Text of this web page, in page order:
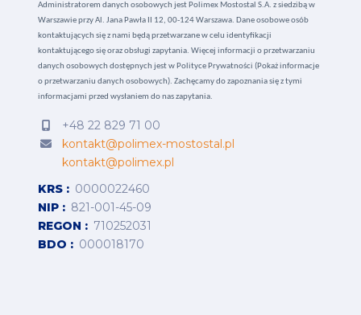
Administratorem danych osobowych jest Polimex Mostostal S.A. z siedzibą w
Warszawie przy Al. Jana Pawła II 12, 00-124 Warszawa. Dane osobowe osób
kontaktujących się z nami będą przetwarzane w celu identyfikacji
kontaktującego się oraz obsługi zapytania. Więcej informacji o przetwarzaniu
danych osobowych dostępnych jest w Polityce Prywatności (Pokaż informacje
o przetwarzaniu danych osobowych). Zachęcamy do zapoznania się z tymi
informacjami przed wysłaniem do nas zapytania.
+48 22 829 71 00
kontakt@polimex-mostostal.pl
kontakt@polimex.pl
KRS
0000022460
NIP
821-001-45-09
REGON
710252031
BDO
000018170